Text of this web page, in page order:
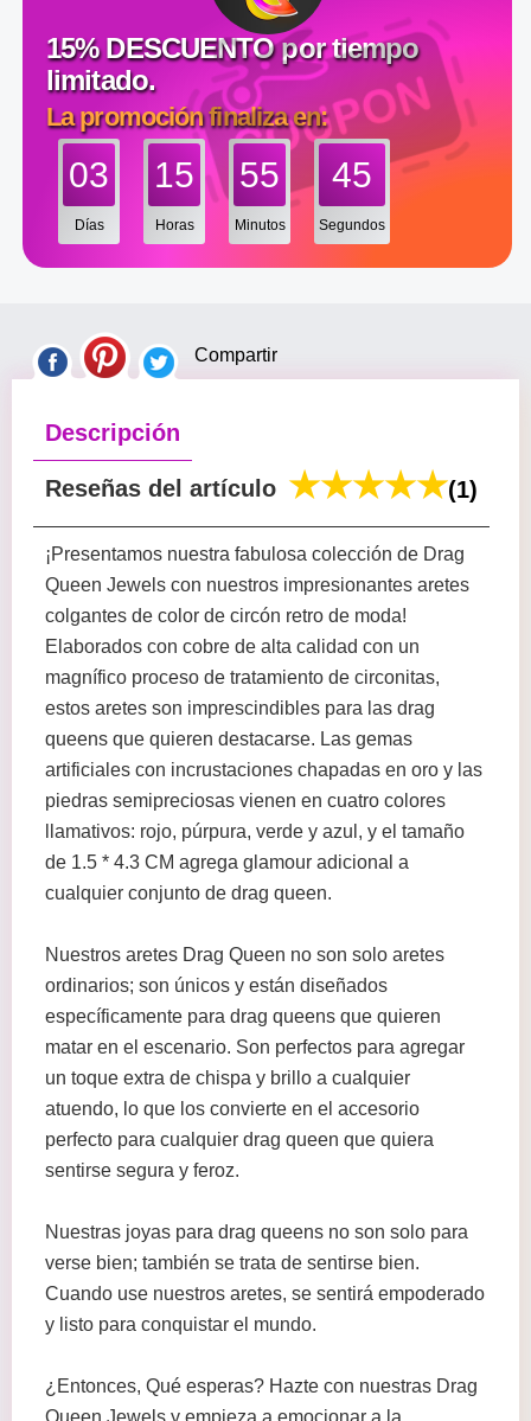
15% DESCUENTO por tiempo
limitado.
La promoción finaliza en:
03
Días
15
Horas
55
Minutos
44
Segundos
Compartir
Descripción
Reseñas del artículo (1)
¡Presentamos nuestra fabulosa colección de Drag
Queen Jewels con nuestros impresionantes aretes
colgantes de color de circón retro de moda!
Elaborados con cobre de alta calidad con un
magnífico proceso de tratamiento de circonitas,
estos aretes son imprescindibles para las drag
queens que quieren destacarse. Las gemas
artificiales con incrustaciones chapadas en oro y las
piedras semipreciosas vienen en cuatro colores
llamativos: rojo, púrpura, verde y azul, y el tamaño
de 1.5 * 4.3 CM agrega glamour adicional a
cualquier conjunto de drag queen.
Nuestros aretes Drag Queen no son solo aretes
ordinarios; son únicos y están diseñados
específicamente para drag queens que quieren
matar en el escenario. Son perfectos para agregar
un toque extra de chispa y brillo a cualquier
atuendo, lo que los convierte en el accesorio
perfecto para cualquier drag queen que quiera
sentirse segura y feroz.
Nuestras joyas para drag queens no son solo para
verse bien; también se trata de sentirse bien.
Cuando use nuestros aretes, se sentirá empoderado
y listo para conquistar el mundo.
¿Entonces, Qué esperas? Hazte con nuestras Drag
Queen Jewels y empieza a emocionar a la